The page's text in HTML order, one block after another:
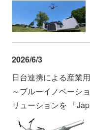
2026/6/3
日台連携による産業
～ブルーイノベーシ
リューションを 「